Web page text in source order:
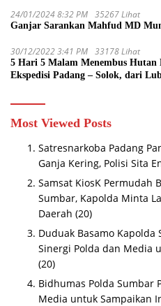
24/01/2024 8:32 PM 35267 Lihat
Ganjar Sarankan Mahfud MD
30/12/2022 3:41 PM 33178 Lihat
5 Hari 5 Malam Menembus Hutan
Ekspedisi Padang – Solok, dari
Most Viewed Posts
Satresnarkoba Padang
Ganja Kering, Polisi Sita
Samsat KiosK Permudah
Sumbar, Kapolda Minta
Daerah (20)
Duduak Basamo Kapolda
Sinergi Polda dan Media
(20)
Bidhumas Polda Sumbar
Media untuk Sampaikan